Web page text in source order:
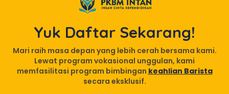
Yuk Daftar Sekarang!
Mari raih masa depan yang lebih cerah bersama kami.
Lewat program vokasional unggulan, kami
memfasilitasi program bimbingan keahlian Barista
secara eksklusif.